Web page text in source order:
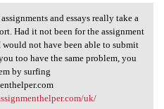
assignments and
and essays really take a
Had it not been for the assignment
not have been able to submit
too have the same problem, you
by surfing
uk/